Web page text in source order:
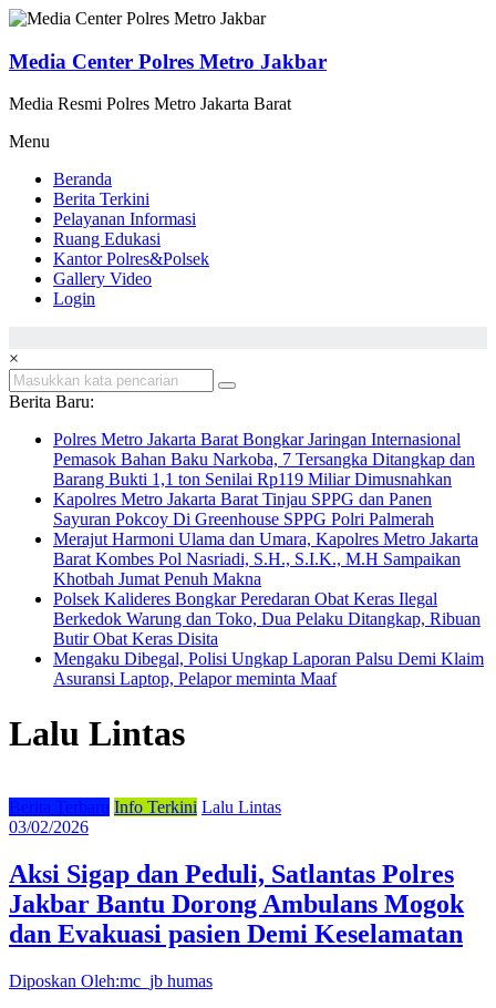
Lompat
konten
Media Center Polres Metro Jakbar
Media Resmi Polres Metro Jakarta Barat
Menu
Beranda
Berita Terkini
Pelayanan Informasi
Ruang Edukasi
Kantor Polres&Polsek
Gallery Video
Login
×
Berita Baru:
Polres Metro Jakarta Barat Bongkar Jaringan Internasional
Pemasok Bahan Baku Narkoba, 7 Tersangka Ditangkap dan
Barang Bukti 1,1 ton Senilai Rp119 Miliar Dimusnahkan
Kapolres Metro Jakarta Barat Tinjau SPPG dan Panen
Sayuran Pokcoy Di Greenhouse SPPG Polri Palmerah
Merajut Harmoni Ulama dan Umara, Kapolres Metro Jakarta
Barat Kombes Pol Nasriadi, S.H., S.I.K., M.H Sampaikan
Khotbah Jumat Penuh Makna
Polsek Kalideres Bongkar Peredaran Obat Keras Ilegal
Berkedok Warung dan Toko, Dua Pelaku Ditangkap, Ribuan
Butir Obat Keras Disita
Mengaku Dibegal, Polisi Ungkap Laporan Palsu Demi Klaim
Asuransi Laptop, Pelapor meminta Maaf
Lalu Lintas
Berita Terbaru Info Terkini Lalu Lintas
03/02/2026
Aksi Sigap dan Peduli, Satlantas Polres
Jakbar Bantu Dorong Ambulans Mogok
dan Evakuasi pasien Demi Keselamatan
Diposkan Oleh:mc_jb humas